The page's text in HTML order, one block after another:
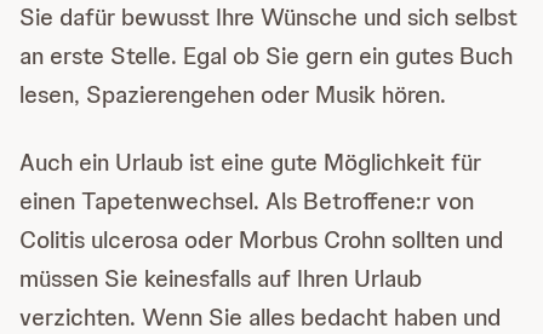
Sie dafür bewusst Ihre Wünsche und sich selbst
an erste Stelle. Egal ob Sie gern ein gutes Buch
lesen, Spazierengehen oder Musik hören.
Auch ein Urlaub ist eine gute Möglichkeit für
einen Tapetenwechsel. Als Betroffene:r von
Colitis ulcerosa oder Morbus Crohn sollten und
müssen Sie keinesfalls auf Ihren Urlaub
verzichten. Wenn Sie alles bedacht haben und